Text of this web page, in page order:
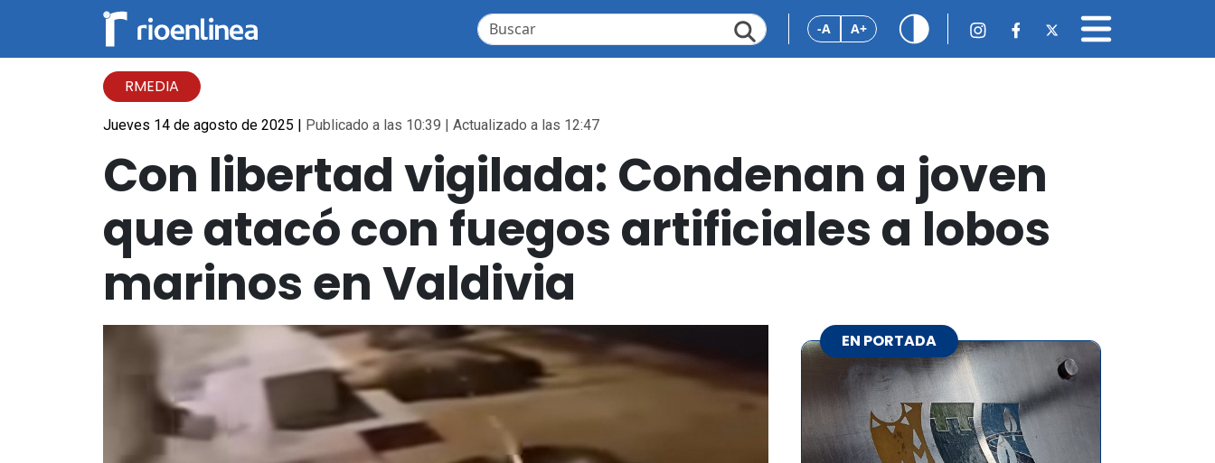
-A A+
RMEDIA
Jueves 14 de agosto de 2025 | Publicado a las 10:39 | Actualizado a las 12:47
Con libertad vigilada: Condenan a joven
que atacó con fuegos artificiales a lobos
marinos en Valdivia
EN PORTADA